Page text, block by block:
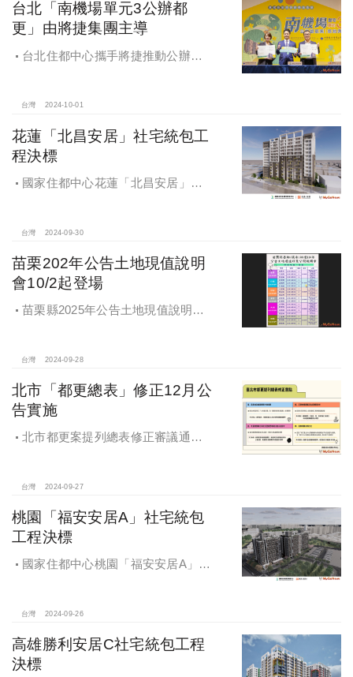
台北「南機場單元3公辦都
更」由將捷集團主導
台北住都中心攜手將捷推動公辦都
台灣 2024-10-01
花蓮「北昌安居」社宅統包工
程決標
國家住都中心花蓮「北昌安居」社
台灣 2024-09-30
苗栗202年公告土地現值說明
會10/2起登場
苗栗縣2025年公告土地現值說明會
台灣 2024-09-28
北市「都更總表」修正12月公
告實施
北市都更案提列總表修正審議通過
台灣 2024-09-27
桃園「福安安居A」社宅統包
工程決標
國家住都中心桃園「福安安居A」社
台灣 2024-09-26
高雄勝利安居C社宅統包工程
決標